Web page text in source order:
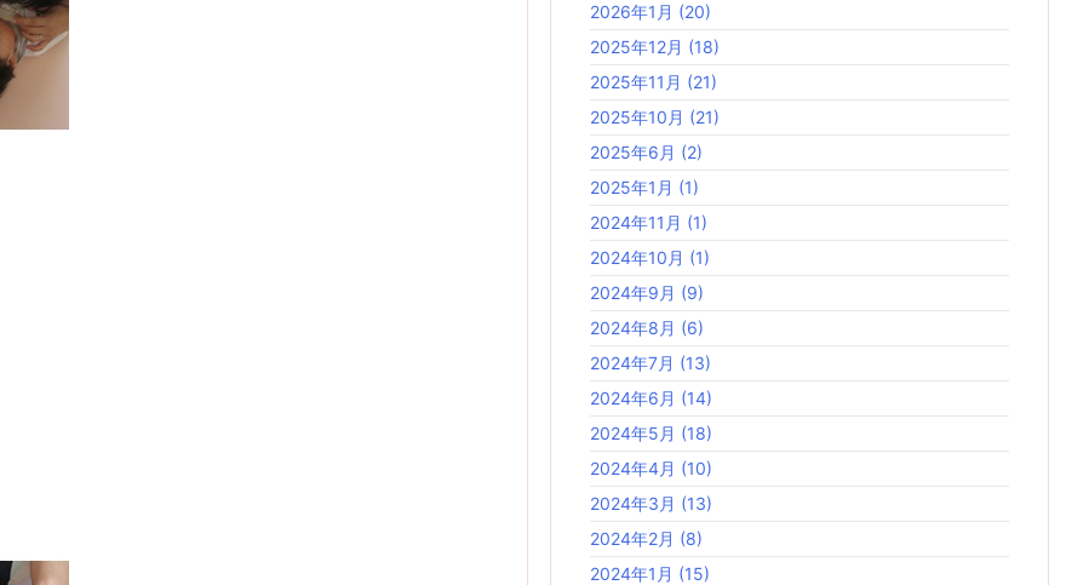
2026年1月 (20)
2025年12月 (18)
2025年11月 (21)
2025年10月 (21)
2025年6月 (2)
2025年1月 (1)
2024年11月 (1)
2024年10月 (1)
2024年9月 (9)
2024年8月 (6)
2024年7月 (13)
2024年6月 (14)
2024年5月 (18)
2024年4月 (10)
2024年3月 (13)
2024年2月 (8)
2024年1月 (15)